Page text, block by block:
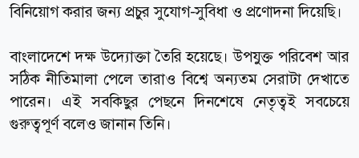
বিনিয়োগ করার জন্য প্রচুর সুযোগ-সুবিধা ও প্রণোদনা দিয়েছি।
বাংলাদেশে দক্ষ উদ্যোক্তা তৈরি হয়েছে। উপযুক্ত পরিবেশ আর
সঠিক নীতিমালা পেলে তারাও বিশ্বে অন্যতম সেরাটা দেখাতে
পারেন। এই সবকিছুর পেছনে দিনশেষে নেতৃত্বই সবচেয়ে
গুরুত্বপূর্ণ বলেও জানান তিনি।